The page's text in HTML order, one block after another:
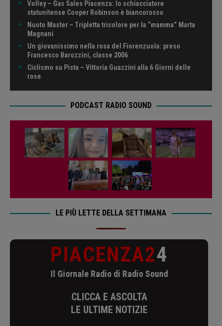
Volley – Gas Sales Piacenza: lo schiacciatore
statunitense Cooper Robinson è biancorosso
Nuoto Master – Tripletta tricolore per la “mamma” Marta
Magnani
Un giovanissimo nella rosa del Fiorenzuola: preso
Francesco Barozzini, classe 2006
Ciclismo su Pista – Vittoria Guazzini alla 6 Giorni delle
rose
PODCAST RADIO SOUND
LE PIÙ LETTE DELLA SETTIMANA
PIACENZA24
Il Giornale Radio di Radio Sound
CLICCA E ASCOLTA
LE ULTIME NOTIZIE